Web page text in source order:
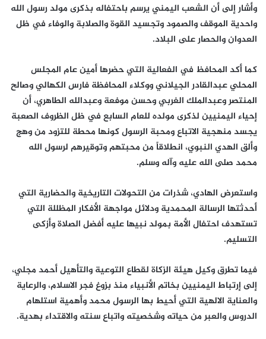
وأشار إلى أن الشعب اليمني يرسم باحتفاله بذكرى مولد رسول الله
واحدية الموقف والصمود وتجسيد القوة والصلابة والوفاء في ظل
العدوان والحصار على البلاد.
كما أكد المحافظ في الفعالية التي حضرها أمين عام المجلس
المحلي عبدالقادر الجيلاني ووكلاء المحافظة فارس الكهالي وصالح
المنتصر وعبدالملك الغربي وحسن موفعة وعبدالله الطاهري، أن
إحياء اليمنيين لذكرى مولده للعام السابع في ظل الظروف الصعبة
يجسد منهجية الاتباع ومحبة الرسول كونها محطة للتزود من وهج
وألق الهدي النبوي، انطلاقاً من محبتهم وتوقيرهم لرسول الله
محمد صلى الله عليه وآله وسلم.
واستعرض الهادي، شذرات من التحولات التاريخية والحضارية التي
أحدثتها الرسالة المحمدية ودلائل مواجهة الأفكار المظللة التي
تستهدف احتفال الأمة بمولد نبيها عليه أفضل الصلاة وأزكى
التسليم.
فيما تطرق وكيل هيئة الزكاة لقطاع التوعية والتأهيل أحمد مجلي،
إلى إرتباط اليمنيين بخاتم الأنبياء منذ بزوغ فجر الاسلام، والرعاية
والعناية الالهية التي أحيط بها الرسول محمد وأهمية استلهام
الدروس والعبر من حياته وشخصيته واتباع سنته والاقتداء بهدية.